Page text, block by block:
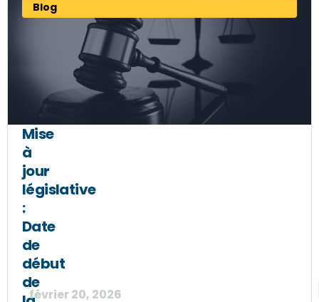
Blog
Mise
à
jour
législative
:
Date
de
début
de
février 20, 2026